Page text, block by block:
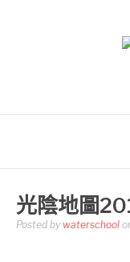
光陰地圖
Posted by waterschool